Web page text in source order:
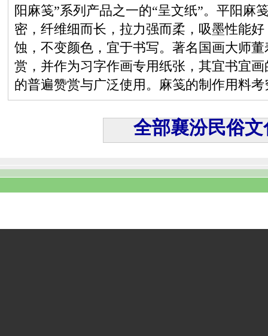
阳麻笺”系列产品之一的“呈文纸”。平阳麻
密，纤维细而长，拉力强而柔，吸墨性能
蚀，不变颜色，宜于书写。著名国画大师
赏，并作为习字作画专用纸张，其宜书宜
的普遍赞赏与广泛使用。麻笺的制作用料
全部襄汾民俗文